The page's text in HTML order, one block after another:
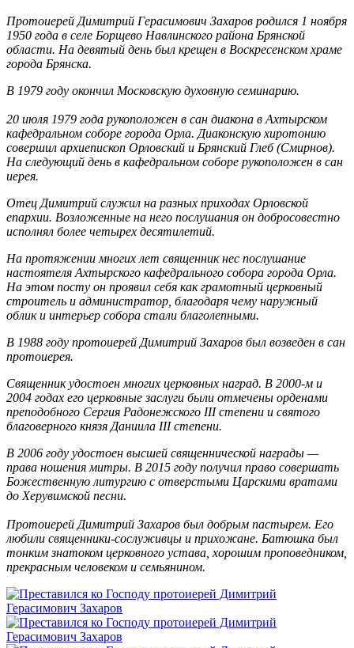
Протоиерей Димитрий Герасимович Захаров родился 1 ноября
1950 года в селе Борщево Навлинского района Брянской
области. На девятый день был крещен в Воскресенском храме
города Брянска.
В 1979 году окончил Московскую духовную семинарию.
20 июля 1979 года рукоположен в сан диакона в Ахтырском
кафедральном соборе города Орла. Диаконскую хиротонию
совершил архиепископ Орловский и Брянский Глеб (Смирнов).
На следующий день в кафедральном соборе рукоположен в сан
иерея.
Отец Димитрий служил на разных приходах Орловской
епархии. Возложенные на него послушания он добросовестно
исполнял более четырех десятилетий.
На протяжении многих лет священник нес послушание
настоятеля Ахтырского кафедрального собора города Орла.
На этом посту он проявил себя как грамотный церковный
строитель и администратор, благодаря чему наружный
облик и интерьер собора стали благолепными.
В 1988 году протоиерей Димитрий Захаров был возведен в сан
протоиерея.
Священник удостоен многих церковных наград. В 2000-м и
2004 годах его церковные заслуги были отмечены орденами
преподобного Сергия Радонежского III степени и святого
благоверного князя Даниила III степени.
В 2006 году удостоен высшей священнической награды —
права ношения митры. В 2015 году получил право совершать
Божественную литургию с отверстыми Царскими вратами
до Херувимской песни.
Протоиерей Димитрий Захаров был добрым пастырем. Его
любили священники-сослуживцы и прихожане. Батюшка был
тонким знатоком церковного устава, хорошим проповедником,
прекрасным человеком и семьянином.